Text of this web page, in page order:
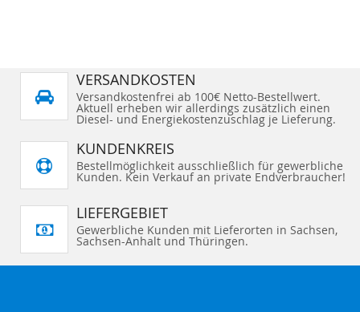
VERSANDKOSTEN
Versandkostenfrei ab 100€ Netto-Bestellwert.
Aktuell erheben wir allerdings zusätzlich einen
Diesel- und Energiekostenzuschlag je Lieferung.
KUNDENKREIS
Bestellmöglichkeit ausschließlich für gewerbliche
Kunden. Kein Verkauf an private Endverbraucher!
LIEFERGEBIET
Gewerbliche Kunden mit Lieferorten in Sachsen,
Sachsen-Anhalt und Thüringen.